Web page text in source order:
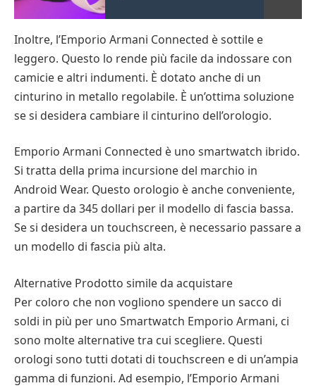
Inoltre, l’Emporio Armani Connected è sottile e
leggero. Questo lo rende più facile da indossare con
camicie e altri indumenti. È dotato anche di un
cinturino in metallo regolabile. È un’ottima soluzione
se si desidera cambiare il cinturino dell’orologio.
Emporio Armani Connected è uno smartwatch ibrido.
Si tratta della prima incursione del marchio in
Android Wear. Questo orologio è anche conveniente,
a partire da 345 dollari per il modello di fascia bassa.
Se si desidera un touchscreen, è necessario passare a
un modello di fascia più alta.
Alternative Prodotto simile da acquistare
Per coloro che non vogliono spendere un sacco di
soldi in più per uno Smartwatch Emporio Armani, ci
sono molte alternative tra cui scegliere. Questi
orologi sono tutti dotati di touchscreen e di un’ampia
gamma di funzioni. Ad esempio, l’Emporio Armani